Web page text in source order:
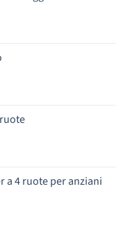
a 4 ruote per anziani